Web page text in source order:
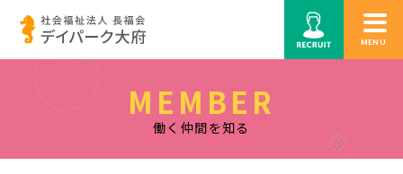
MENU
MEMBER
働く仲間を知る